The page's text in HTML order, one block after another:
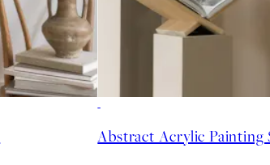
Abstract Acrylic Painting